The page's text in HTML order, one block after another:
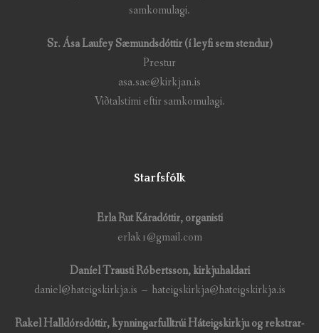
samkomulagi.
Sr. Ása Laufey Sæmundsdóttir (í leyfi sem stendur)
Prestur
asa.sae@kirkjan.is
Viðtalstími eftir samkomulagi.
Starfsfólk
Erla Rut Káradóttir, organisti
erlak1@gmail.com
Daníel Trausti Róbertsson, kirkjuhaldari
daniel@hateigskirkja.is – hateigskirkja@hateigskirkja.is
Rakel Halldórsdóttir, kynningarfulltrúi Háteigskirkju og rekstrar-